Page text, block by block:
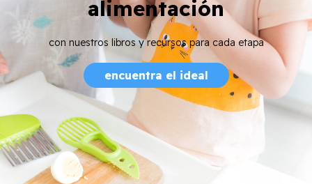
alimentación
con nuestros libros y recursos para cada etapa
encuentra el ideal